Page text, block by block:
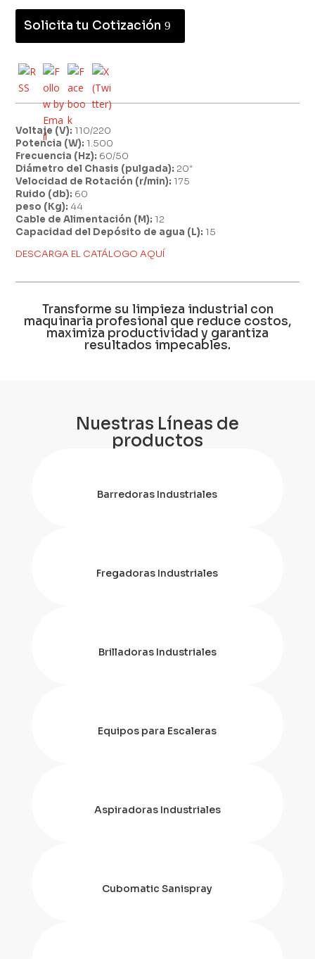
Solicita tu Cotización
Voltaje (V): 110/220
Potencia (W): 1.500
Frecuencia (Hz): 60/50
Diámetro del Chasis (pulgada): 20″
Velocidad de Rotación (r/min): 175
Ruido (db): 60
peso (Kg): 44
Cable de Alimentación (M): 12
Capacidad del Depósito de agua (L): 15
DESCARGA EL CATÁLOGO AQUÍ
Transforme su limpieza industrial con
maquinaria profesional que reduce costos,
maximiza productividad y garantiza
resultados impecables.
Nuestras Líneas de
productos
Barredoras Industriales
Fregadoras Industriales
Brilladoras Industriales
Equipos para Escaleras
Aspiradoras Industriales
Cubomatic Sanispray